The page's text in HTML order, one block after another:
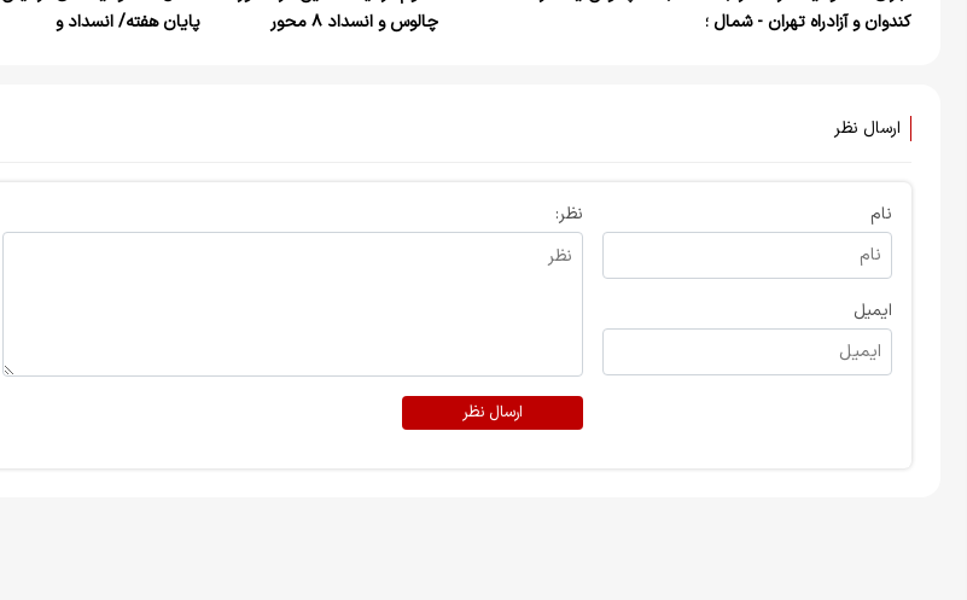
کندوان و آزادراه تهران - شمال ؛
چالوس و انسداد ۸ محور
پایان هفته/ انسداد و
ارسال نظر
نام
ایمیل
نظر:
ارسال نظر